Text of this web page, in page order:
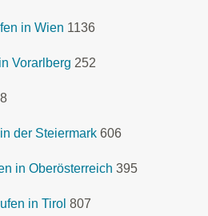
in Wien 1136
Vorarlberg 252
der Steiermark 606
in Oberösterreich 395
in Tirol 807